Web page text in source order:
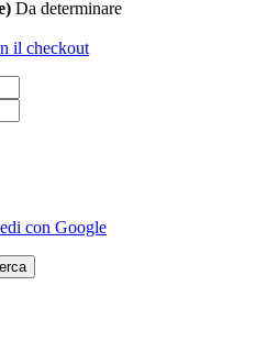
Da determinare
il checkout
con Google